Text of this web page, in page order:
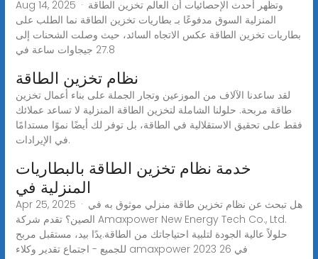
Aug 14, 2025 · وتظهر أحدث الإحصائيات أن العالم تخزين الطاقة
المنزلية السوق مدفوعًا بـ بطاريات تخزين الطاقة نما الطلب على
بطاريات تخزين الطاقة عكس الاتجاه السائد، حيث وصلت الشحنات إلى
27.8 جيجاوات ساعة في
نظام تخزين الطاقة
لقد ساعدنا الآلاف من الموزعين وتجار الجملة على بناء أعمال تخزين
طاقة مربحة. حلولنا الشاملة لتخزين الطاقة المنزلية لا تساعد عملائك
فقط على تحقيق الاستقلالية في الطاقة، بل توفر لك أيضًا نموًا مستدامًا
في الإيرادات.
خدمة نظام تخزين الطاقة بالبطاريات
المنزلية في
Apr 25, 2025 · هل تبحث عن نظام تخزين طاقة منزلي موثوق به في
الصين؟ تقدم شركة Amaxpower New Energy Tech Co., Ltd.
حلولاً عالية الجودة لتلبية احتياجاتك من الطاقة.يدًا بيد، مستقبل مربح
للجميع - اجتماع تقدير وكلاء amaxpower 2023 في 26